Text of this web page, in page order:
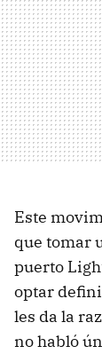
Este
que tomar
puerto
optar
les da la
no habló